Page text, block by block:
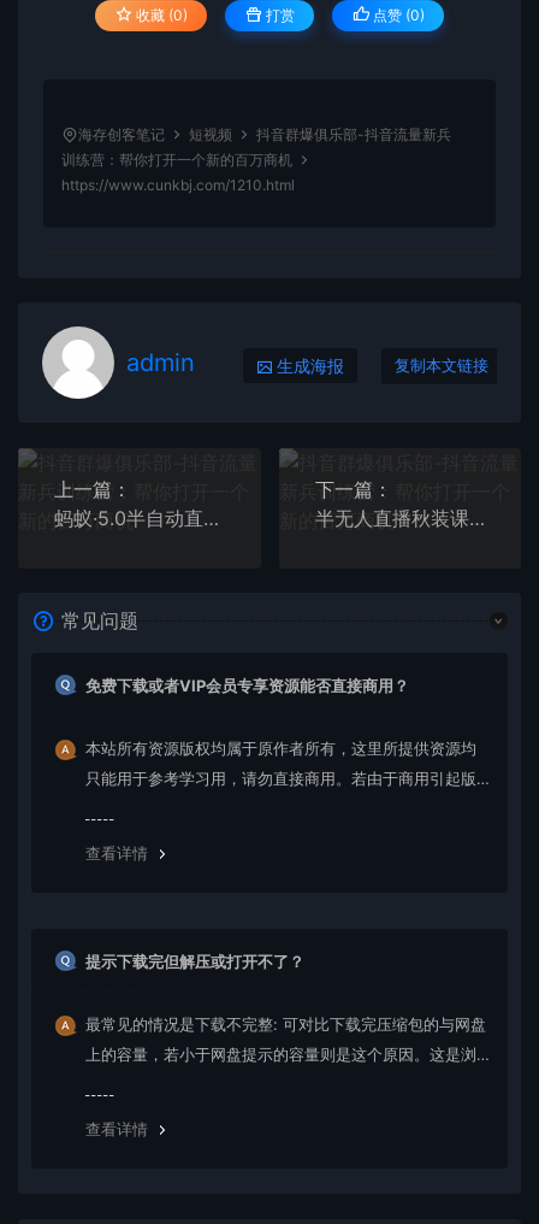
收藏 (0) 打赏 点赞 (0)
海存创客笔记 短视频
抖音群爆俱乐部-抖音流量新兵
训练营：帮你打开一个新的百万商机
https://www.cunkbj.com/1210.html
admin 生成海报 复制本文链接
上一篇：
蚂蚁·5.0半自动直播2345打法，半自动爆流直播技术+5分钟卡点循环引爆话术
下一篇：
半无人直播秋装课+无人直播不挂车起号2.0：7天封神战绩GMV两千八百九十二万
常见问题
免费下载或者VIP会员专享资源能否直接商用？
本站所有资源版权均属于原作者所有，这里所提供资源均
只能用于参考学习用，请勿直接商用。若由于商用引起版
查看详情
提示下载完但解压或打开不了？
最常见的情况是下载不完整: 可对比下载完压缩包的与网盘
上的容量，若小于网盘提示的容量则是这个原因。这是浏
查看详情